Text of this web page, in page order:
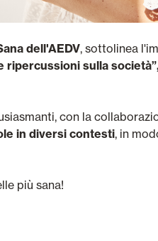
dell'AEDV, sottolinea
sulla
con la
in diversi contesti, in
più sana!